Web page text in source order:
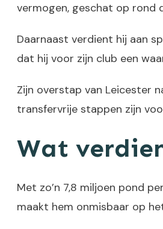
vermogen, geschat op rond
Daarnaast verdient hij aan
dat hij voor zijn club een
Zijn overstap van Leicester
transfervrije stappen zijn
Wat
Met zo’n 7,8 miljoen pond
maakt hem onmisbaar op